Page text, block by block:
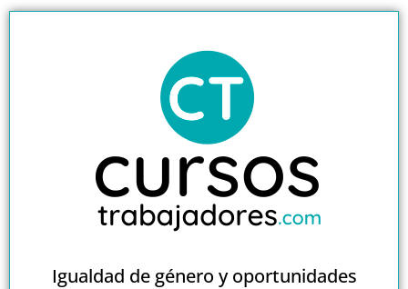
Igualdad de género y oportunidades